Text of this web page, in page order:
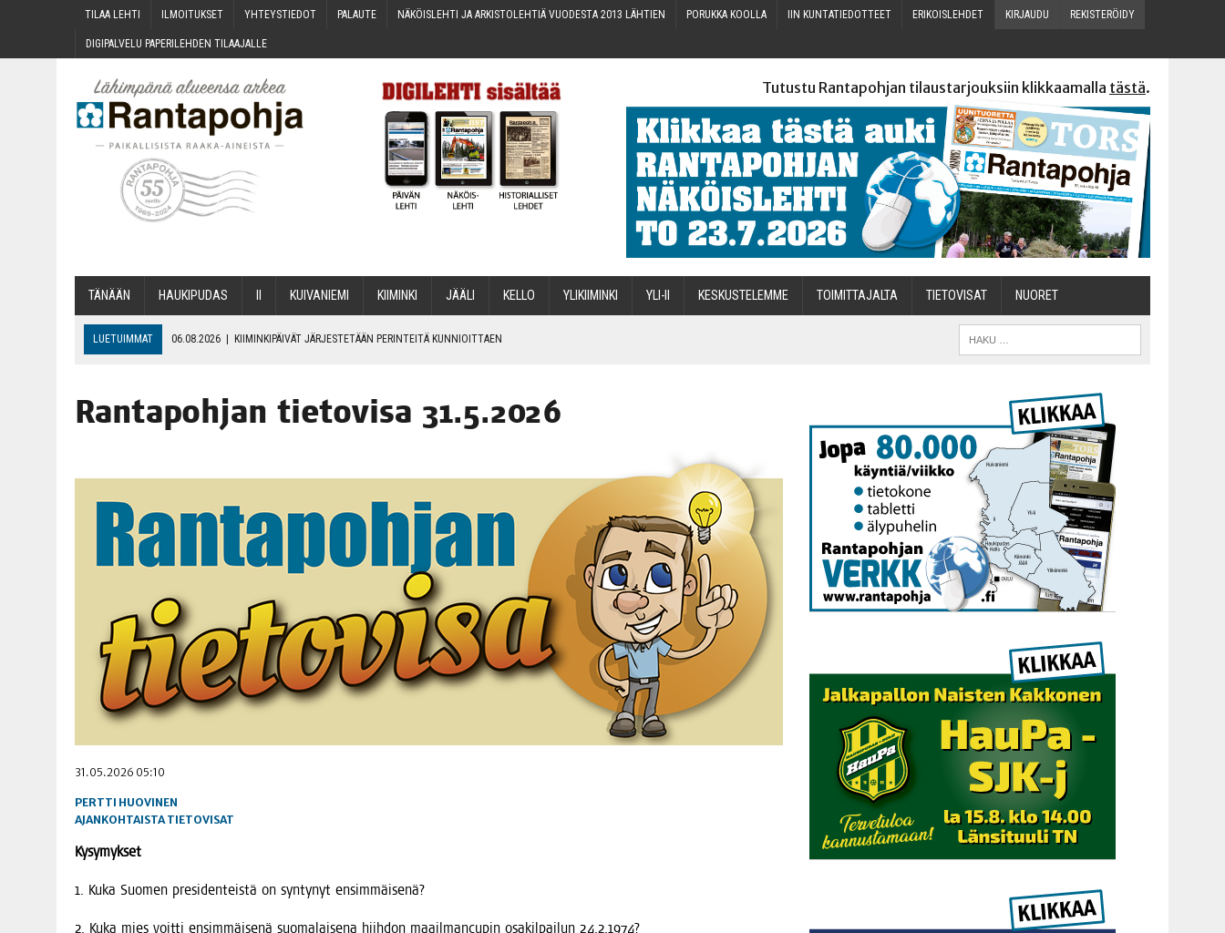
TILAA LEH­TI ILMOI­TUK­SET YHTEYS­TIE­DOT PALAU­TE NÄKÖIS­LEH­TI JA ARKIS­TO­LEH­TIÄ VUO­DES­TA 2013 LÄHTIEN PORUK­KA KOOLLA IIN KUN­TA­TIE­DOT­TEET ERI­KOIS­LEH­DET KIR­JAU­DU REKIS­TE­RÖI­DY
DIGI­PAL­VE­LU PAPE­RI­LEH­DEN TILAAJALLE
Tutustu Rantapohjan tilaustarjouksiin klikkaamalla tästä.
TÄNÄÄN HAU­KI­PU­DAS KUI­VA­NIE­MI KII­MIN­KI JÄÄ­LI KEL­LO YLI­KII­MIN­KI YLI-II KES­KUS­TE­LEM­ME TOI­MIT­TA­JAL­TA TIETOVISAT NUO­RET
LUETUIMMAT 06.08.2026 | KII­MIN­KI­PÄI­VÄT JÄR­JES­TE­TÄÄN PERIN­TEI­TÄ KUNNIOITTAEN
06.08.2026 MAKA­RO­NI­LAA­TI­KOL­LA ARKEEN
OPIN­TOI­HIN KAN­SA­LAIS­OPIS­TOS­SA VOI SAA­DA AVUSTUSTA
Ran­ta­poh­jan tie­to­vi­sa 31.5.2026
31.05.2026 05:10
PERTTI HUOVINEN
AJANKOHTAISTA TIETOVISAT
Kysy­myk­set
1. Kuka Suo­men pre­si­den­teis­tä on syn­ty­nyt ensimmäisenä?
2. Kuka mies voit­ti ensim­mäi­se­nä suo­ma­lai­se­na hiih­don maa­il­mancu­pin osa­kil­pai­lun 24.2.1974?